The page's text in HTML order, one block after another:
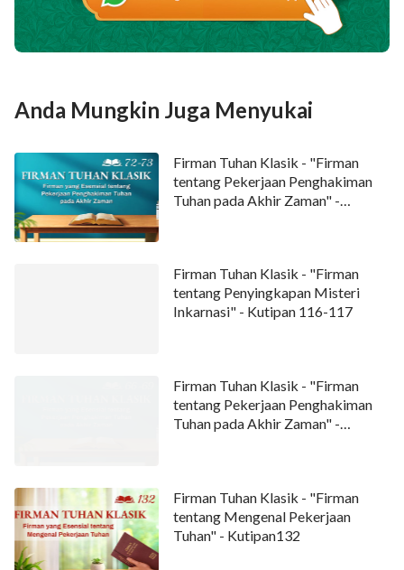
Anda Mungkin Juga Menyukai
Firman Tuhan Klasik - "Firman
tentang Pekerjaan Penghakiman
Tuhan pada Akhir Zaman" -
Firman Tuhan Klasik - "Firman
tentang Penyingkapan Misteri
Inkarnasi" - Kutipan 116-117
Firman Tuhan Klasik - "Firman
tentang Pekerjaan Penghakiman
Tuhan pada Akhir Zaman" -
Firman Tuhan Klasik - "Firman
tentang Mengenal Pekerjaan
Tuhan" - Kutipan132